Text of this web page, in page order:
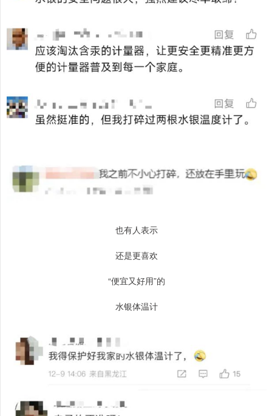
也有人表示
还是更喜欢
“便宜又好用”的
水银体温计